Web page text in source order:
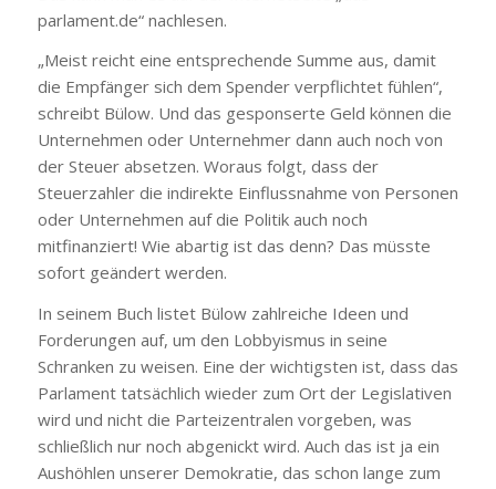
parlament.de“ nachlesen.
„Meist reicht eine entsprechende Summe aus, damit
die Empfänger sich dem Spender verpflichtet fühlen“,
schreibt Bülow. Und das gesponserte Geld können die
Unternehmen oder Unternehmer dann auch noch von
der Steuer absetzen. Woraus folgt, dass der
Steuerzahler die indirekte Einflussnahme von Personen
oder Unternehmen auf die Politik auch noch
mitfinanziert! Wie abartig ist das denn? Das müsste
sofort geändert werden.
In seinem Buch listet Bülow zahlreiche Ideen und
Forderungen auf, um den Lobbyismus in seine
Schranken zu weisen. Eine der wichtigsten ist, dass das
Parlament tatsächlich wieder zum Ort der Legislativen
wird und nicht die Parteizentralen vorgeben, was
schließlich nur noch abgenickt wird. Auch das ist ja ein
Aushöhlen unserer Demokratie, das schon lange zum